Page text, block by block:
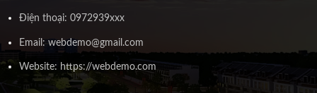
Điện thoại: 0972939xxx
Email: webdemo@gmail.com
Website: https://webdemo.com